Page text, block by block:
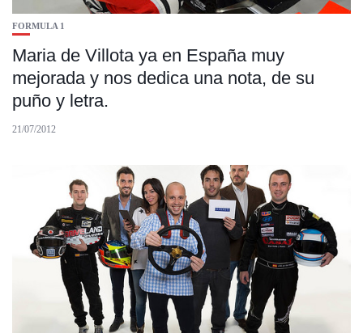
FORMULA 1
Maria de Villota ya en España muy
mejorada y nos dedica una nota, de su
puño y letra.
21/07/2012